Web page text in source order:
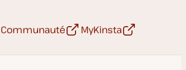
CommunautéS'ouvre dans un nouvel
MyKinstaS'ouvre dans